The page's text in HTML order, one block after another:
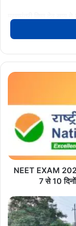
महिला और श्रमिक को
कि जनहितकारी
PLFS2025
NEET
NTA
डीजी
अभिषेक
का
बड़ा
से
10
दिनों
NEET EXAM
7 से 10 दिनों
BIG
NEWS:
दल्ली